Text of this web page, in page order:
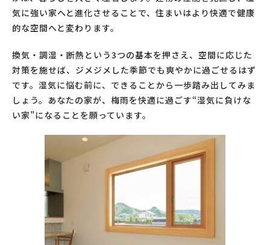
気に強い家へと進化させることで、住まいはより快適で健康
的な空間へと変わります。
換気・調湿・断熱という3つの基本を押さえ、空間に応じた
対策を施せば、ジメジメした季節でも爽やかに過ごせるはず
です。湿気に悩む前に、できることから一歩踏み出してみま
しょう。あなたの家が、梅雨を快適に過ごす“湿気に負けな
い家”になることを願っています。